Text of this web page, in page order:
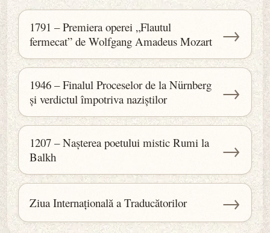
1791 – Premiera operei „Flautul
fermecat” de Wolfgang Amadeus Mozart
→
1946 – Finalul Proceselor de la Nürnberg
și verdictul împotriva naziștilor
→
1207 – Nașterea poetului mistic Rumi la
Balkh
→
Ziua Internațională a Traducătorilor →